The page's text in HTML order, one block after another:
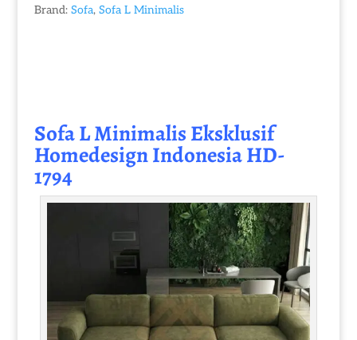
Brand: Sofa, Sofa L Minimalis
Sofa L MinimalisEksklusif
Homedesign Indonesia HD-
1794